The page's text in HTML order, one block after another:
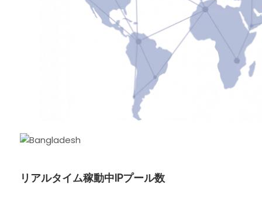
リアルタイム稼動中IPプール数